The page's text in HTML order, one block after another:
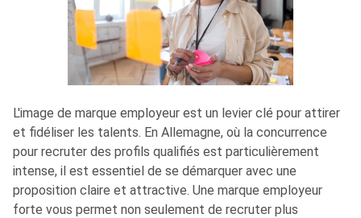
L'image de marque employeur est un levier clé pour attirer
et fidéliser les talents. En Allemagne, où la concurrence
pour recruter des profils qualifiés est particulièrement
intense, il est essentiel de se démarquer avec une
proposition claire et attractive. Une marque employeur
forte vous permet non seulement de recruter plus